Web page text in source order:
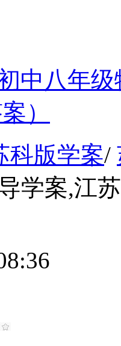
中八年
）
科版学案/
学案,江